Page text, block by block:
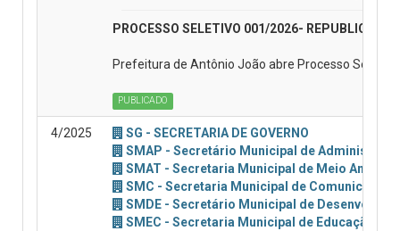
PROCESSO SELETIVO 001/2026- REPUBLICADO
Prefeitura de Antônio João abre Processo
PUBLICADO
4/2025
SG - SECRETARIA DE GOVERNO
SMAP - Secretário Municipal de
SMAT - Secretaria Municipal de Meio
SMC - Secretaria Municipal de Comunicação,
SMDE - Secretário Municipal de
SMEC - Secretaria Municipal de Educação e